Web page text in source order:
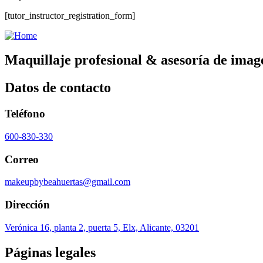
[tutor_instructor_registration_form]
Maquillaje profesional & asesoría de
Datos de contacto
Teléfono
600-830-330
Correo
makeupbybeahuertas@gmail.com
Dirección
Verónica 16, planta 2, puerta 5, Elx, Alicante, 03201
Páginas legales